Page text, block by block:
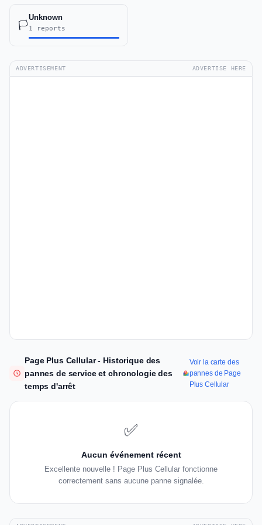
🏳️
Unknown
1 reports
ADVERTISEMENT ADVERTISE HERE
Page Plus Cellular - Historique des
pannes de service et chronologie des
temps d'arrêt
Voir la carte des
pannes de Page
Plus Cellular
✅
Aucun événement récent
Excellente nouvelle ! Page Plus Cellular fonctionne
correctement sans aucune panne signalée.